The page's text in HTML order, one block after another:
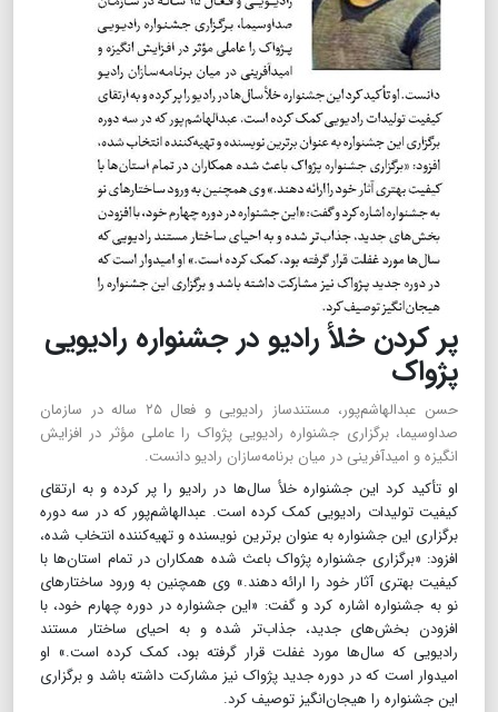
پر کردن خلأ رادیو در جشنواره رادیویی
پژواک
حسن عبدالهاشم‌پور، مستندساز رادیویی و فعال ۲۵ ساله در سازمان
صداوسیما، برگزاری جشنواره رادیویی پژواک را عاملی مؤثر در افزایش
انگیزه و امیدآفرینی در میان برنامه‌سازان رادیو دانست.
او تأکید کرد این جشنواره خلأ سال‌ها در رادیو را پر کرده و به ارتقای
کیفیت تولیدات رادیویی کمک کرده است. عبدالهاشم‌پور که در سه دوره
برگزاری این جشنواره به عنوان برترین نویسنده و تهیه‌کننده انتخاب شده،
افزود: «برگزاری جشنواره پژواک باعث شده همکاران در تمام استان‌ها با
کیفیت بهتری آثار خود را ارائه دهند.» وی همچنین به ورود ساختارهای
نو به جشنواره اشاره کرد و گفت: «این جشنواره در دوره چهارم خود، با
افزودن بخش‌های جدید، جذاب‌تر شده و به احیای ساختار مستند
رادیویی که سال‌ها مورد غفلت قرار گرفته بود، کمک کرده است.» او
امیدوار است که در دوره جدید پژواک نیز مشارکت داشته باشد و برگزاری
این جشنواره را هیجان‌انگیز توصیف کرد.